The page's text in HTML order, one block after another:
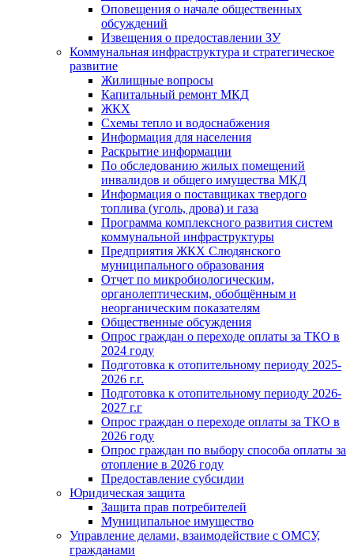
Оповещения о начале общественных
обсуждений
Извещения о предоставлении ЗУ
Коммунальная инфраструктура и стратегическое
развитие
Жилищные вопросы
Капитальный ремонт МКД
ЖКХ
Схемы тепло и водоснабжения
Информация для населения
Раскрытие информации
По обследованию жилых помещений
инвалидов и общего имущества МКД
Информация о поставщиках твердого
топлива (уголь, дрова) и газа
Программа комплексного развития систем
коммунальной инфраструктуры
Предприятия ЖКХ Слюдянского
муниципального образования
Отчет по микробиологическим,
органолептическим, обобщённым и
неорганическим показателям
Общественные обсуждения
Опрос граждан о переходе оплаты за ТКО в
2024 году
Подготовка к отопительному периоду 2025-
2026 г.г.
Подготовка к отопительному периоду 2026-
2027 г.г
Опрос граждан о переходе оплаты за ТКО в
2026 году
Опрос граждан по выбору способа оплаты за
отопление в 2026 году
Предоставление субсидии
Юридическая защита
Защита прав потребителей
Муниципальное имущество
Управление делами, взаимодействие с ОМСУ,
гражданами